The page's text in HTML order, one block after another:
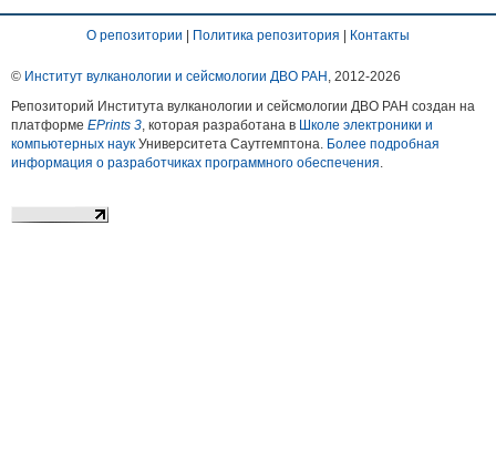
О репозитории Политика репозитория Контакты
© Институт вулканологии и сейсмологии ДВО РАН , 2012-2026
Репозиторий Института вулканологии и сейсмологии ДВО РАН создан на
платформе EPrints 3, которая разработана в Школе электроники и
компьютерных наук Университета Саутгемптона. Более подробная
информация о разработчиках программного обеспечения.